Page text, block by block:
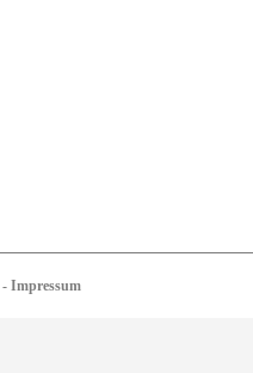
- Impressum